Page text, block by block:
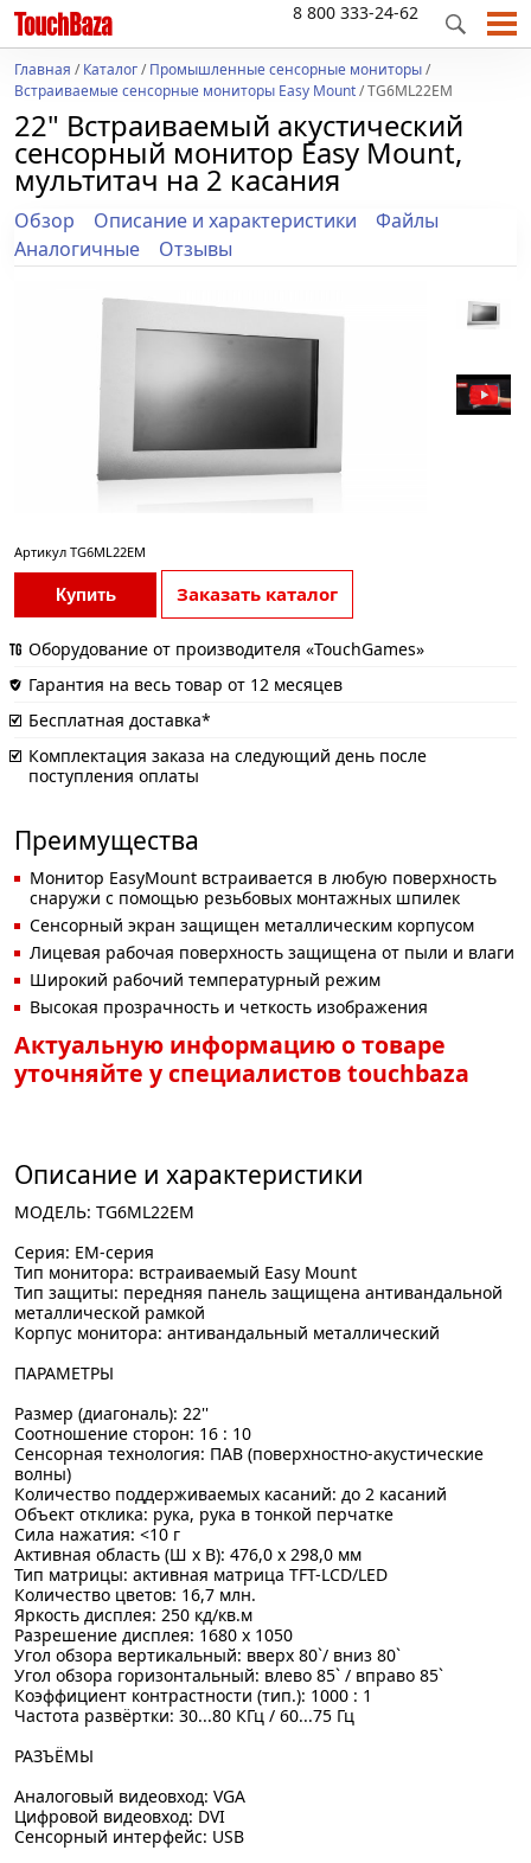
8 800 333-24-62
Главная /Каталог/Промышленные сенсорные мониторы/
Встраиваемые сенсорные мониторы Easy Mount/ TG6ML22EM
22" Встраиваемый акустический
сенсорный монитор Easy Mount,
мультитач на 2 касания
Обзор Описание и характеристики
Файлы
Аналогичные
Отзывы
Артикул TG6ML22EM
Купить Заказать каталог
Оборудование от производителя «TouchGames»
Гарантия на весь товар от 12 месяцев
Бесплатная доставка*
Комплектация заказа на следующий день после
поступления оплаты
Преимущества
Монитор EasyMount встраивается в любую поверхность
снаружи с помощью резьбовых монтажных шпилек
Сенсорный экран защищен металлическим корпусом
Лицевая рабочая поверхность защищена от пыли и влаги
Широкий рабочий температурный режим
Высокая прозрачность и четкость изображения
Актуальную информацию о товаре
уточняйте у специалистов touchbaza
Описание и характеристики
МОДЕЛЬ: TG6ML22EM
Серия: EM-серия
Тип монитора: встраиваемый Easy Mount
Тип защиты: передняя панель защищена антивандальной
металлической рамкой
Корпус монитора: антивандальный металлический
ПАРАМЕТРЫ
Размер (диагональ): 22''
Соотношение сторон: 16 : 10
Сенсорная технология: ПАВ (поверхностно-акустические
волны)
Количество поддерживаемых касаний: до 2 касаний
Объект отклика: рука, рука в тонкой перчатке
Сила нажатия: <10 г
Активная область (Ш x В): 476,0 x 298,0 мм
Тип матрицы: активная матрица TFT-LCD/LED
Количество цветов: 16,7 млн.
Яркость дисплея: 250 кд/кв.м
Разрешение дисплея: 1680 x 1050
Угол обзора вертикальный: вверх 80`/ вниз 80`
Угол обзора горизонтальный: влево 85` / вправо 85`
Коэффициент контрастности (тип.): 1000 : 1
Частота развёртки: 30...80 КГц / 60...75 Гц
РАЗЪЁМЫ
Аналоговый видеовход: VGA
Цифровой видеовход: DVI
Сенсорный интерфейс: USB